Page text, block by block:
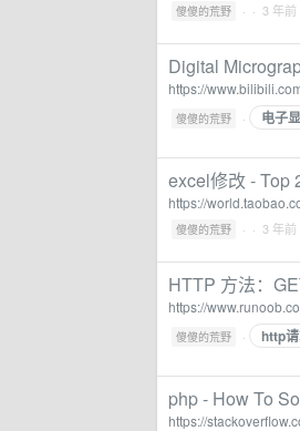
傻傻的荒野 · · 3 年前
Digital
https://
傻傻的荒野 · 电子
excel修改 - Top
https://
傻傻的荒野 · · 3 年前
HTTP 方法：
https://
傻傻的荒野 · http
php - How To
https://